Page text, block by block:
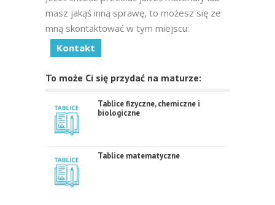
masz jakąś inną sprawę, to możesz się ze
mną skontaktować w tym miejscu:
Kontakt
To może Ci się przydać na maturze:
Tablice fizyczne, chemiczne i
biologiczne
Tablice matematyczne